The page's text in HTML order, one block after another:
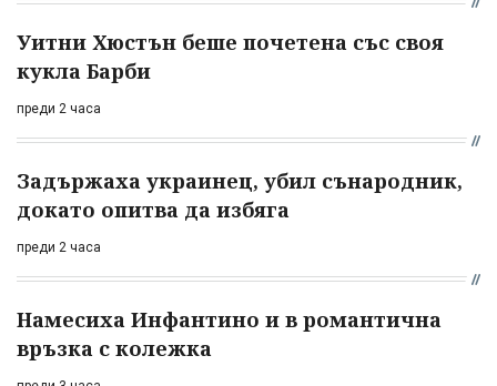
Уитни Хюстън беше почетена със своя
кукла Барби
преди 2 часа
Задържаха украинец, убил сънародник,
докато опитва да избяга
преди 2 часа
Намесиха Инфантино и в романтична
връзка с колежка